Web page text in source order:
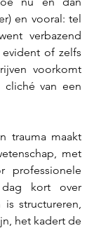
en vooral: tel
verbazend
of zelfs
voorkomt
van een
trauma maakt
met
professionele
kort over
is structureren,
het kadert de